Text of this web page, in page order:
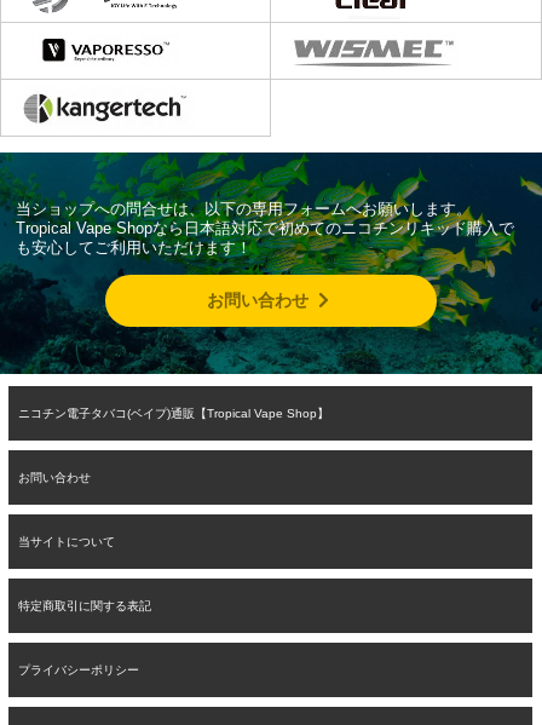
当ショップへの問合せは、以下の専用フォームへお願いします。
Tropical Vape Shopなら日本語対応で初めてのニコチンリキッド購入で
も安心してご利用いただけます！
お問い合わせ
ニコチン電子タバコ(ベイプ)通販【Tropical Vape Shop】
お問い合わせ
当サイトについて
特定商取引に関する表記
プライバシーポリシー